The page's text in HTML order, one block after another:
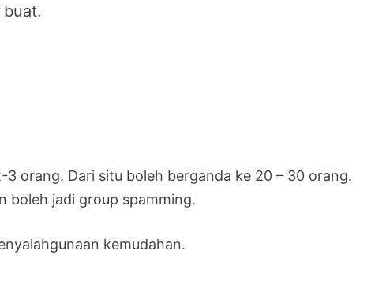
orang. Dari situ boleh berganda ke 20 – 30 orang.
boleh jadi group spamming.
kemudahan.